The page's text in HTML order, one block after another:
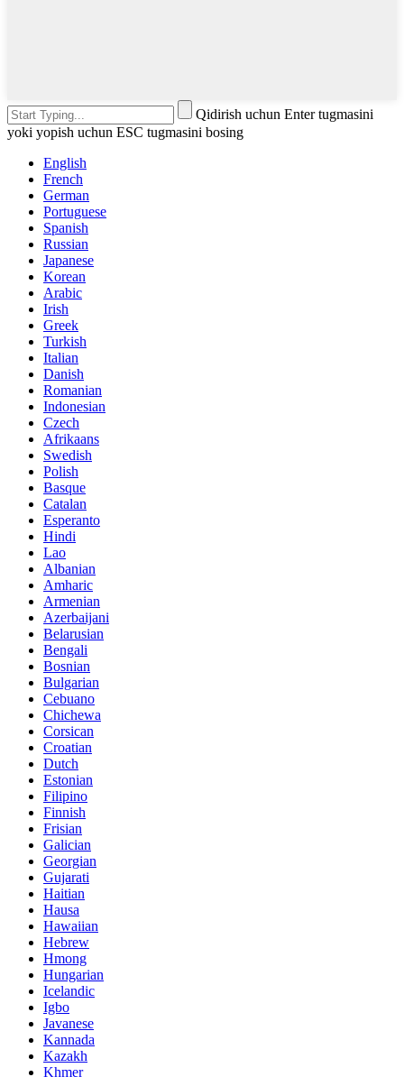
Qidirish uchun Enter tugmasini
yoki yopish uchun ESC tugmasini bosing
English
French
German
Portuguese
Spanish
Russian
Japanese
Korean
Arabic
Irish
Greek
Turkish
Italian
Danish
Romanian
Indonesian
Czech
Afrikaans
Swedish
Polish
Basque
Catalan
Esperanto
Hindi
Lao
Albanian
Amharic
Armenian
Azerbaijani
Belarusian
Bengali
Bosnian
Bulgarian
Cebuano
Chichewa
Corsican
Croatian
Dutch
Estonian
Filipino
Finnish
Frisian
Galician
Georgian
Gujarati
Haitian
Hausa
Hawaiian
Hebrew
Hmong
Hungarian
Icelandic
Igbo
Javanese
Kannada
Kazakh
Khmer